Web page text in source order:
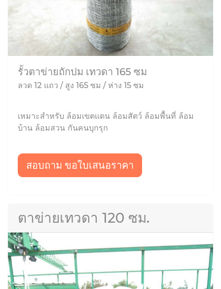
รั้วตาข่ายถักปม เทวดา 165 ซม
ลวด 12 แถว / สูง 165 ซม / ห่าง 15 ซม
เหมาะสำหรับ ล้อมเขตแดน ล้อมสัตว์ ล้อมพื้นที่ ล้อม
บ้าน ล้อมสวน กันคนบุกรุก
สอบถาม ขอใบเสนอราคา
ตาข่ายเทวดา 120 ซม.